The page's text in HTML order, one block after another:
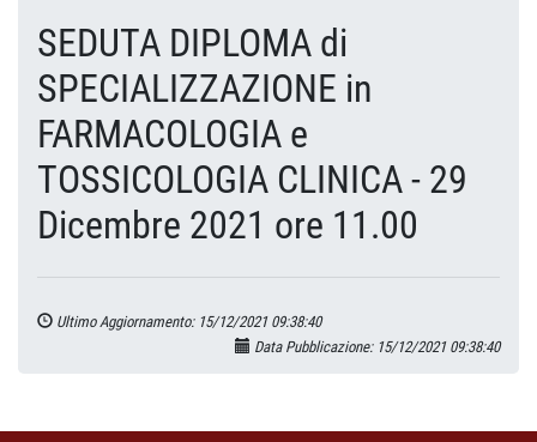
SEDUTA DIPLOMA di
SPECIALIZZAZIONE in
FARMACOLOGIA e
TOSSICOLOGIA CLINICA - 29
Dicembre 2021 ore 11.00
Ultimo Aggiornamento: 15/12/2021 09:38:40
Data Pubblicazione: 15/12/2021 09:38:40